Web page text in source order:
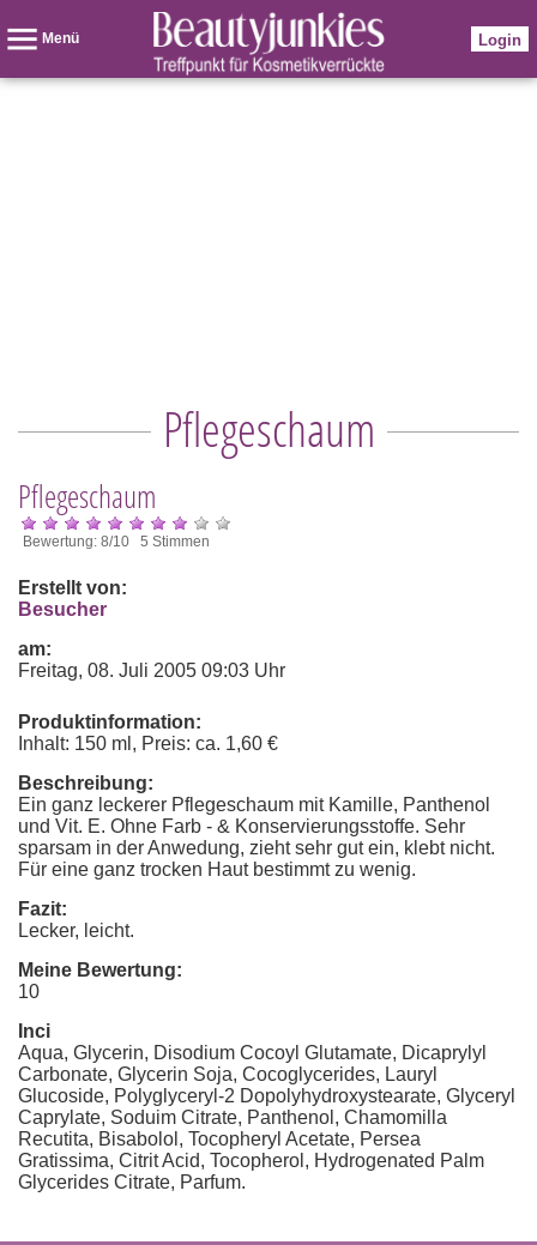
Menü Login
Pflegeschaum
Pflegeschaum
Bewertung: 8/10 5 Stimmen
Erstellt von:
Besucher
am:
Freitag, 08. Juli 2005 09:03 Uhr
Produktinformation:
Inhalt: 150 ml, Preis: ca. 1,60 €
Beschreibung:
Ein ganz leckerer Pflegeschaum mit Kamille, Panthenol
und Vit. E. Ohne Farb - & Konservierungsstoffe. Sehr
sparsam in der Anwedung, zieht sehr gut ein, klebt nicht.
Für eine ganz trocken Haut bestimmt zu wenig.
Fazit:
Lecker, leicht.
Meine Bewertung:
10
Inci
Aqua, Glycerin, Disodium Cocoyl Glutamate, Dicaprylyl
Carbonate, Glycerin Soja, Cocoglycerides, Lauryl
Glucoside, Polyglyceryl-2 Dopolyhydroxystearate, Glyceryl
Caprylate, Soduim Citrate, Panthenol, Chamomilla
Recutita, Bisabolol, Tocopheryl Acetate, Persea
Gratissima, Citrit Acid, Tocopherol, Hydrogenated Palm
Glycerides Citrate, Parfum.